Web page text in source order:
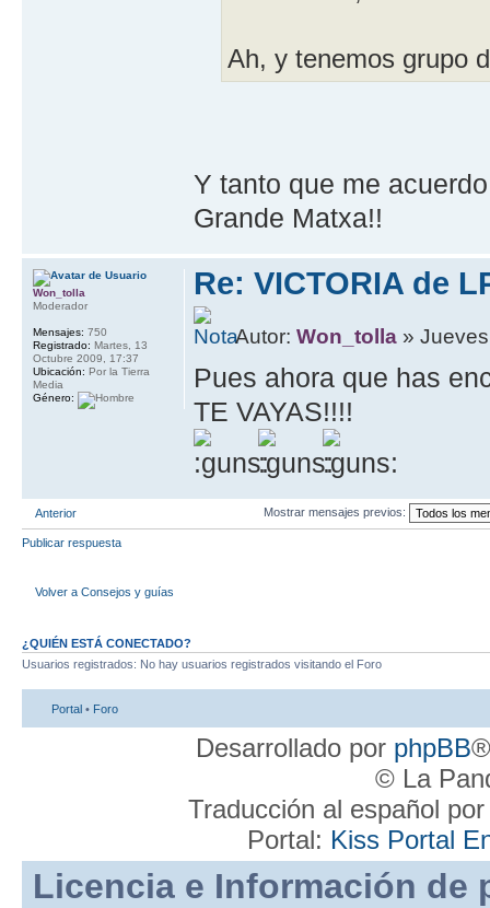
Ah, y tenemos grupo
Y tanto que me
Grande Matxa!!
Re: VICTORIA de
Autor:Won_tolla »
Pues ahora que has
TE VAYAS!!!!
Won_tolla
Moderador
Mensajes: 750
Registrado: Martes, 13
Octubre 2009, 17:37
Ubicación: Por la Tierra
Media
Género:
Anterior Mostrar mensajes previos:
Publicar respuesta
Volver a Consejos y guías
¿QUIÉN ESTÁ CONECTADO?
Usuarios registrados: No hay usuarios registrados visitando el Foro
Portal • Foro
Desarrollado por phpBB
© La
Traducción al español
Portal: Kiss Portal
Licencia e Información de